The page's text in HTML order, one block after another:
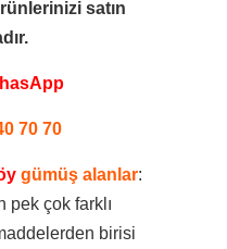
satın
70 70
gümüş alanlar:
pek çok farklı
birisi